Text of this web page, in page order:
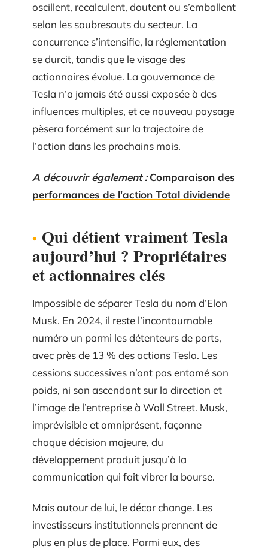
oscillent, recalculent, doutent ou s’emballent
selon les soubresauts du secteur. La
concurrence s’intensifie, la réglementation
se durcit, tandis que le visage des
actionnaires évolue. La gouvernance de
Tesla n’a jamais été aussi exposée à des
influences multiples, et ce nouveau paysage
pèsera forcément sur la trajectoire de
l’action dans les prochains mois.
A découvrir également : Comparaison des
performances de l'action Total dividende
Qui détient vraiment Tesla
aujourd’hui ? Propriétaires
et actionnaires clés
Impossible de séparer Tesla du nom d’Elon
Musk. En 2024, il reste l’incontournable
numéro un parmi les détenteurs de parts,
avec près de 13 % des actions Tesla. Les
cessions successives n’ont pas entamé son
poids, ni son ascendant sur la direction et
l’image de l’entreprise à Wall Street. Musk,
imprévisible et omniprésent, façonne
chaque décision majeure, du
développement produit jusqu’à la
communication qui fait vibrer la bourse.
Mais autour de lui, le décor change. Les
investisseurs institutionnels prennent de
plus en plus de place. Parmi eux, des